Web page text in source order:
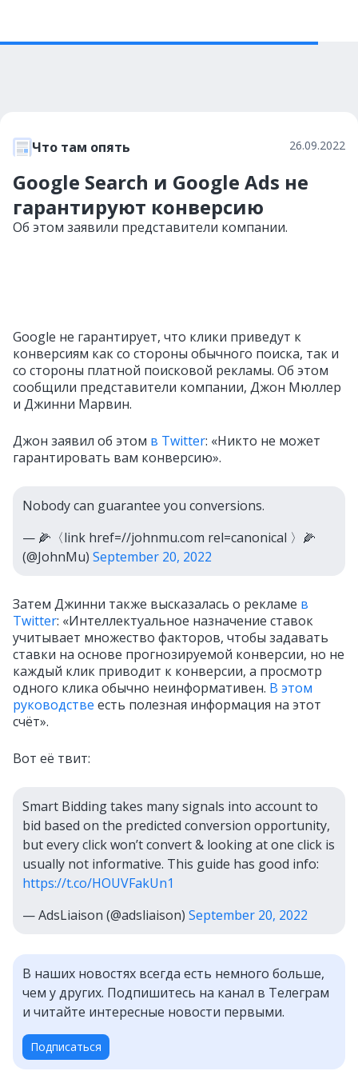
Что там опять 26.09.2022
Google Search и Google Ads не
гарантируют конверсию
Об этом заявили представители компании.
Google не гарантирует, что клики приведут к
конверсиям как со стороны обычного поиска, так и
со стороны платной поисковой рекламы. Об этом
сообщили представители компании, Джон Мюллер
и Джинни Марвин.
Джон заявил об этом в Twitter: «Никто не может
гарантировать вам конверсию».
Nobody can guarantee you conversions.
— 🌽〈link href=//johnmu.com rel=canonical 〉🌽
(@JohnMu) September 20, 2022
Затем Джинни также высказалась о рекламе в
Twitter: «Интеллектуальное назначение ставок
учитывает множество факторов, чтобы задавать
ставки на основе прогнозируемой конверсии, но не
каждый клик приводит к конверсии, а просмотр
одного клика обычно неинформативен. В этом
руководстве есть полезная информация на этот
счёт».
Вот её твит:
Smart Bidding takes many signals into account to
bid based on the predicted conversion opportunity,
but every click won’t convert & looking at one click is
usually not informative. This guide has good info:
https://t.co/HOUVFakUn1
— AdsLiaison (@adsliaison) September 20, 2022
В наших новостях всегда есть немного больше,
чем у других. Подпишитесь на канал в Телеграм
и читайте интересные новости первыми.
Подписаться